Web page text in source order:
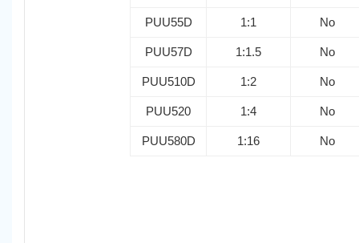
PUU55D 1:1 No
PUU57D 1:1.5 No
PUU510D 1:2 No
PUU520 1:4 No
PUU580D 1:16 No